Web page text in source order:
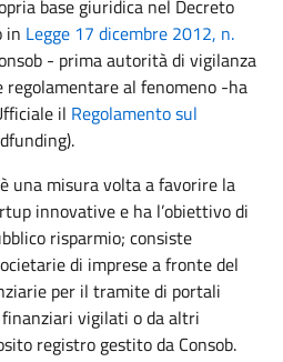
base giuridica nel Decreto
in Legge 17 dicembre 2012, n.
- prima autorità di vigilanza
regolamentare al fenomeno -ha
il Regolamento sul
una misura volta a favorire la
innovative e ha l’obiettivo di
risparmio; consiste
di imprese a fronte del
per il tramite di portali
vigilati o da altri
registro gestito da Consob.